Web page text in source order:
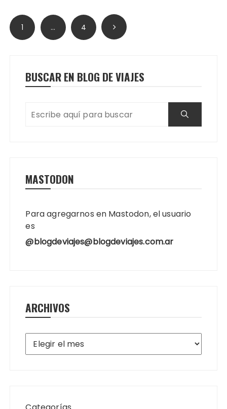
Paginación
de1 … 4
BUSCAR EN BLOG DE VIAJES
MASTODON
Para agregarnos en Mastodon, el usuario
es
@blogdeviajes@blogdeviajes.com.ar
ARCHIVOS
Archivos